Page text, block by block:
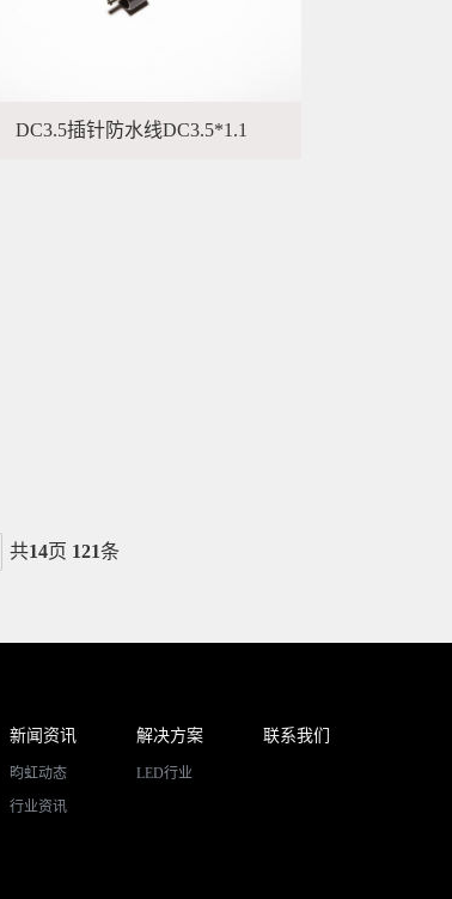
DC3.5插针防水线DC3.5*1.1
共14页 121条
新闻资讯
昀虹动态
行业资讯
解决方案
LED行业
联系我们